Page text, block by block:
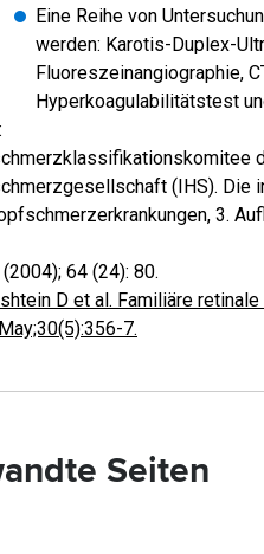
Eine Reihe von
werden: Karotis-Duplex-
Fluoreszeinangiographie,
Hyperkoagulabilitätstest
(IHS). Die
3.
64 (24): 80.
D et al. Familiäre
7.
Seiten